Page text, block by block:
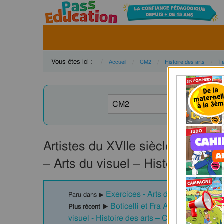
Vous êtes ici : Accueil CM2 Histoire des arts
Artistes du XVIIe siècle –
– Arts du visuel – Histoire des
Paru dans ▶ Exercices - Arts du visuel : CM2
Plus récent ▶ Boticelli et Fra Angelico XVe -
visuel - Histoire des arts – Cycle 3